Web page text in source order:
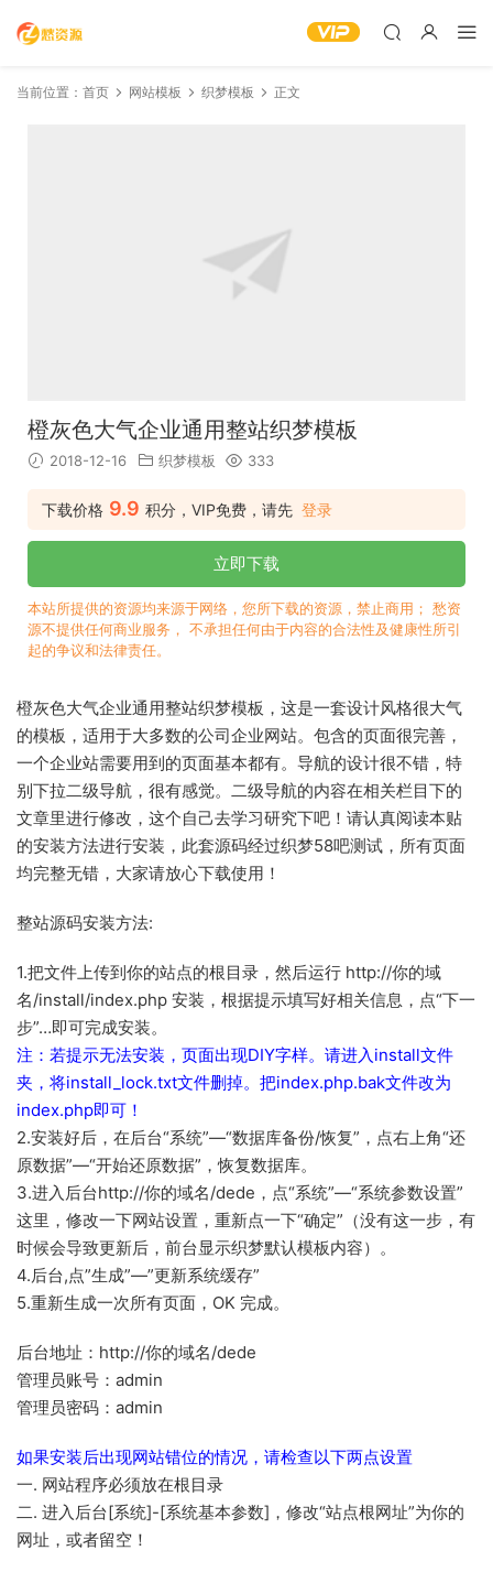
当前位置： 首页 网站模板 织梦模板 正文
橙灰色大气企业通用整站织梦模板
2018-12-16 织梦模板 333
下载价格 9.9 积分，VIP免费，请先 登录
立即下载
本站所提供的资源均来源于网络，您所下载的资源，禁止商用； 愁资
源不提供任何商业服务， 不承担任何由于内容的合法性及健康性所引
起的争议和法律责任。
橙灰色大气企业通用整站织梦模板，这是一套设计风格很大气
的模板，适用于大多数的公司企业网站。包含的页面很完善，
一个企业站需要用到的页面基本都有。导航的设计很不错，特
别下拉二级导航，很有感觉。二级导航的内容在相关栏目下的
文章里进行修改，这个自己去学习研究下吧！请认真阅读本贴
的安装方法进行安装，此套源码经过织梦58吧测试，所有页面
均完整无错，大家请放心下载使用！
整站源码安装方法:
1.把文件上传到你的站点的根目录，然后运行 http://你的域
名/install/index.php 安装，根据提示填写好相关信息，点“下一
步”…即可完成安装。
注：若提示无法安装，页面出现DIY字样。请进入install文件
夹，将install_lock.txt文件删掉。把index.php.bak文件改为
index.php即可！
2.安装好后，在后台“系统”—“数据库备份/恢复”，点右上角“还
原数据”—“开始还原数据”，恢复数据库。
3.进入后台http://你的域名/dede，点“系统”—“系统参数设置”
这里，修改一下网站设置，重新点一下“确定”（没有这一步，有
时候会导致更新后，前台显示织梦默认模板内容）。
4.后台,点”生成”—”更新系统缓存”
5.重新生成一次所有页面，OK 完成。
后台地址：http://你的域名/dede
管理员账号：admin
管理员密码：admin
如果安装后出现网站错位的情况，请检查以下两点设置
一. 网站程序必须放在根目录
二. 进入后台[系统]-[系统基本参数]，修改“站点根网址”为你的
网址，或者留空！